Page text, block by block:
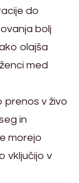
do
bolj
olajša
med
prenos v živo
in
morejo
vključijo v